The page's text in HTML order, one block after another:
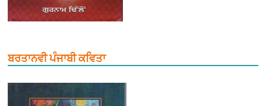
ਬਰਤਾਨਵੀ ਪੰਜਾਬੀ ਕਵਿਤਾ